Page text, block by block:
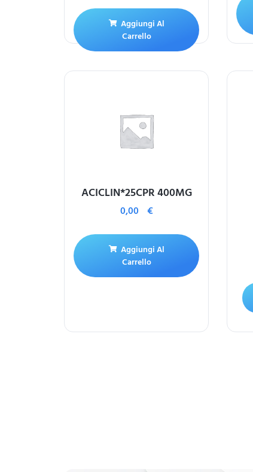
Aggiungi Al
Carrello
ACICLIN*25CPR 400MG
0,00 €
Aggiungi Al
Carrello